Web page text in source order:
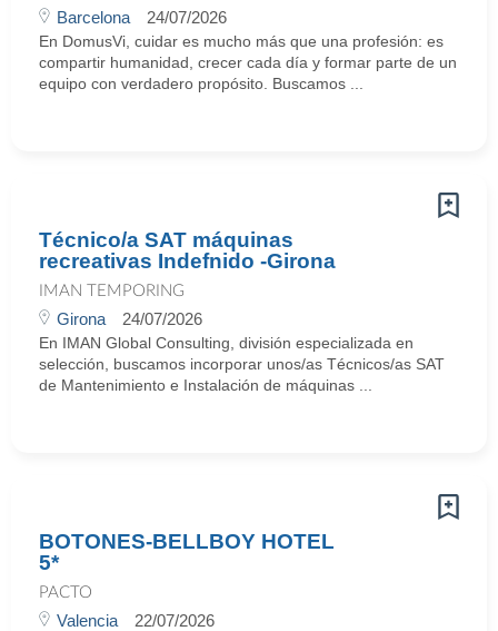
Barcelona 24/07/2026
En DomusVi, cuidar es mucho más que una profesión: es
compartir humanidad, crecer cada día y formar parte de un
equipo con verdadero propósito. Buscamos ...
Técnico/a SAT máquinas
recreativas Indefnido -Girona
IMAN TEMPORING
Girona 24/07/2026
En IMAN Global Consulting, división especializada en
selección, buscamos incorporar unos/as Técnicos/as SAT
de Mantenimiento e Instalación de máquinas ...
BOTONES-BELLBOY HOTEL
5*
PACTO
Valencia 22/07/2026